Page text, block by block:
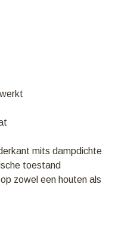
mits dampdichte
toestand
zowel een houten als